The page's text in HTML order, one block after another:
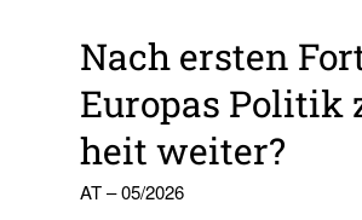
Nach ersten
Europas Politik
heit weiter?
AT – 05/2026